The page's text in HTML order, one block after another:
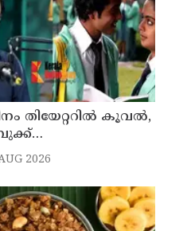
തിയേറ്ററില്‍ കൂവല്‍,
സഞ്ജയ്
2026